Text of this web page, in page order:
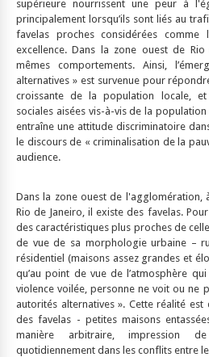
supérieure nourrissent une peur à
principalement lorsqu’ils sont liés au
favelas proches considérées comme
excellence. Dans la zone ouest de
mêmes comportements. Ainsi,
alternatives » est survenue pour
croissante de la population locale,
sociales aisées vis-à-vis de la
entraîne une attitude discriminatoire
le discours de « criminalisation de la
audience.
Dans la zone ouest de l'agglomération,
Rio de Janeiro, il existe des favelas.
des caractéristiques plus proches de
de vue de sa morphologie urbaine –
résidentiel (maisons assez grandes et
qu’au point de vue de l’atmosphère
violence voilée, personne ne voit ou ne
autorités alternatives ». Cette réalité
des favelas - petites maisons
manière arbitraire, impression
quotidiennement dans les conflits entre